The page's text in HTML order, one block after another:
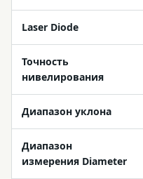
Laser Diode
Точность
нивелирования
Диапазон уклона
Диапазон
измерения Diameter